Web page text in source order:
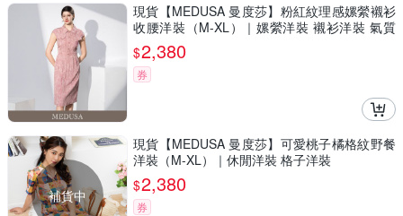
現貨【MEDUSA 曼度莎】粉紅紋理感嫘縈襯衫
收腰洋裝（M-XL）｜嫘縈洋裝 襯衫洋裝 氣質
穿搭
$2,380
券
補貨中
現貨【MEDUSA 曼度莎】可愛桃子橘格紋野餐
洋裝（M-XL）｜休閒洋裝 格子洋裝
$2,380
券